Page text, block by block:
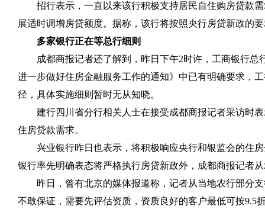
招行表示，一直以来该行积极支持居民自住购房贷款
展适时调增房贷额度。据称，该行将按照央行房贷新政的
多家银行正在等总行细则
成都商报记者还了解到，昨日下午2时许，工商银行总
进一步做好住房金融服务工作的通知》中已有明确要求，
径，具体实施细则暂时无从知晓。
建行四川省分行相关人士在接受成都商报记者采访时
住房贷款需求。
兴业银行昨日也表示，将积极响应央行和银监会的住
银行率先明确表态将严格执行房贷新政外，成都商报记者
昨日，曾有北京的媒体报道称，记者从当地农行部分
不敢保证，需要先评估资质，资质良好的客户最低可按9.5